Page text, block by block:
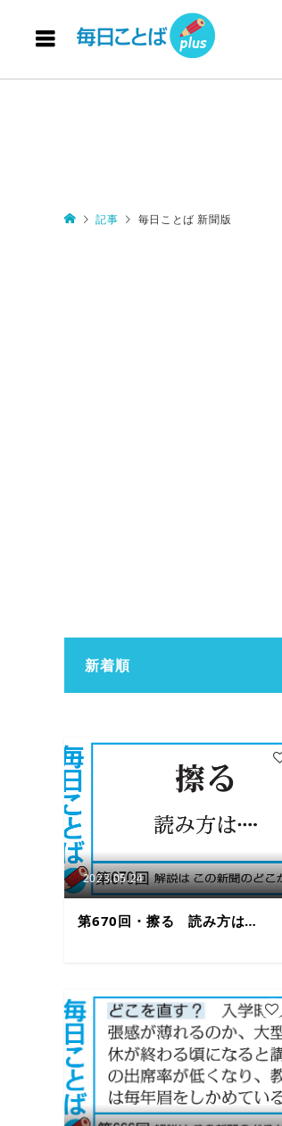
記事 毎日ことば 新聞版
新着順
2023.05.24
第670回・擦る 読み方は…